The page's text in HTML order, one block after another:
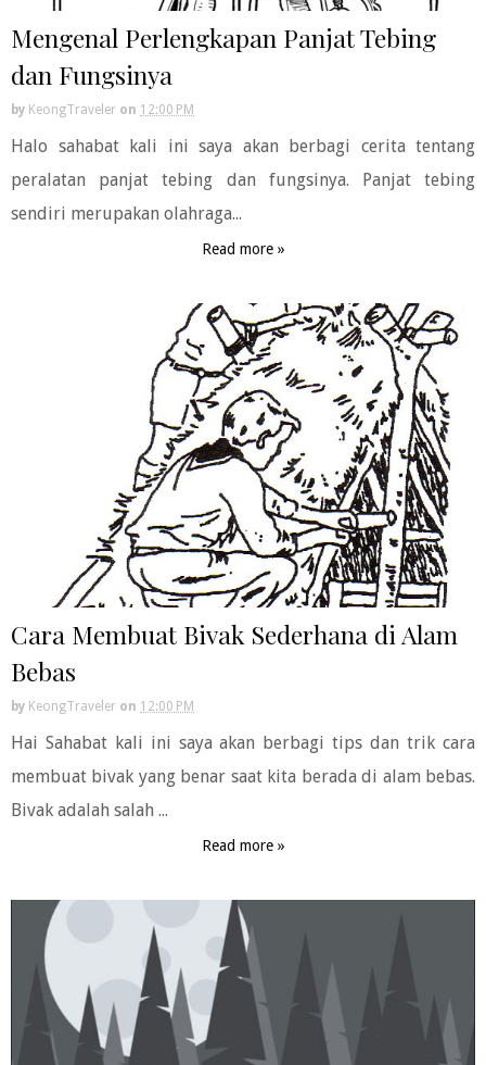
Mengenal Perlengkapan Panjat Tebing
dan Fungsinya
by KeongTraveler on 12:00 PM
Halo sahabat kali ini saya akan berbagi cerita tentang
peralatan panjat tebing dan fungsinya. Panjat tebing
sendiri merupakan olahraga...
Read more »
Cara Membuat Bivak Sederhana di Alam
Bebas
by KeongTraveler on 12:00 PM
Hai Sahabat kali ini saya akan berbagi tips dan trik cara
membuat bivak yang benar saat kita berada di alam bebas.
Bivak adalah salah ...
Read more »